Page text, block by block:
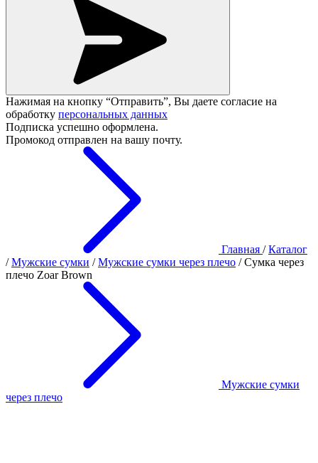
Нажимая на кнопку “Отправить”, Вы даете согласие на
обработку персональных данных
Подписка успешно оформлена.
Промокод отправлен на вашу почту.
Главная / Каталог
/ Мужские сумки / Мужские сумки через плечо / Сумка через
плечо Zoar Brown
Мужские сумки
через плечо